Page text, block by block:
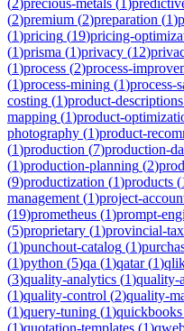
(2)premium (2)preparation (1)
(1)pricing (19)pricing-
(1)prisma (1)privacy (12)
(1)process (2)process-
(1)process-mining (1)process-
costing (1)product-descriptions
mapping (1)product-
photography (1)product-
(1)production (7)production-
(1)production-planning (2)
(9)productization (1)products (
management (1)project-
(19)prometheus (1)prompt-
(5)proprietary (1)provincial-tax
(1)punchout-catalog (1)
(1)python (5)qa (1)qatar(1)
(3)quality-analytics (1)quality-
(1)quality-control (2)quality-
(1)query-tuning (1)quickbooks
(1)quotation-templates (1)